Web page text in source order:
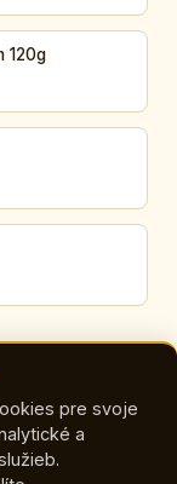
120g
|Ako vybrať med
pre svoje
a